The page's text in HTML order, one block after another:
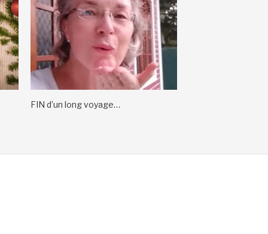
FIN d’un long voyage…